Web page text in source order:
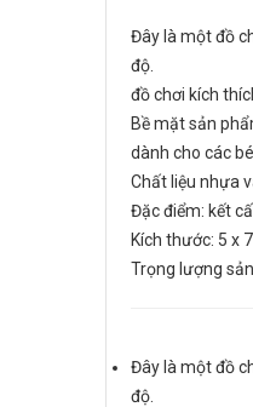
Đây là một đồ
độ.
đồ chơi kích
Bề mặt sản
dành cho các
Chất liệu nhựa
Đặc điểm: kết
Kích thước: 5 x
Trọng lượng
Đây là một đồ
độ.